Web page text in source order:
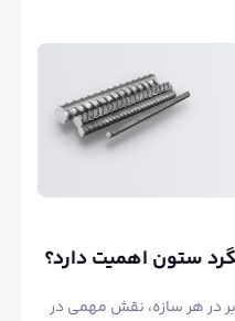
ستون اهمیت دارد؟
در هر سازه، نقش مهمی در